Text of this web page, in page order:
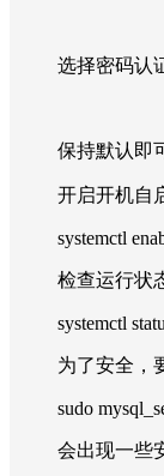
选择密码认
保持默认即
开启开机自
systemctl
检查运行状
systemctl
为了安全，
sudo
会出现一些